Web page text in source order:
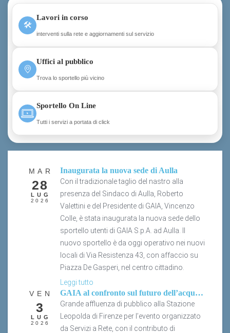
🛠
28
LUG
2026
Con il tradizionale taglio del nastro alla
presenza del Sindaco di Aulla, Roberto
Valettini e del Presidente di GAIA, Vincenzo
Colle, è stata inaugurata la nuova sede dello
sportello utenti di GAIA S.p.A. ad Aulla. Il
nuovo sportello è da oggi operativo nei nuovi
locali di Via Resistenza 43, con affaccio su
Piazza De Gasperi, nel centro cittadino.
3
LUG
2026
Grande affluenza di pubblico alla Stazione
Leopolda di Firenze per l’evento organizzato
da Servizi a Rete, con il contributo di